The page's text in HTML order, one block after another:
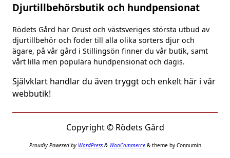
Djurtillbehörsbutik och hundpensionat
Rödets Gård har Orust och västsveriges största utbud av
djurtillbehör och foder till alla olika sorters djur och
ägare, på vår gård i Stillingsön finner du vår butik, samt
vårt lilla men populära hundpensionat och dagis.
Självklart handlar du även tryggt och enkelt här i vår
webbutik!
Copyright © Rödets Gård
Proudly Powered by WordPress& WooCommerce& theme by Connumin